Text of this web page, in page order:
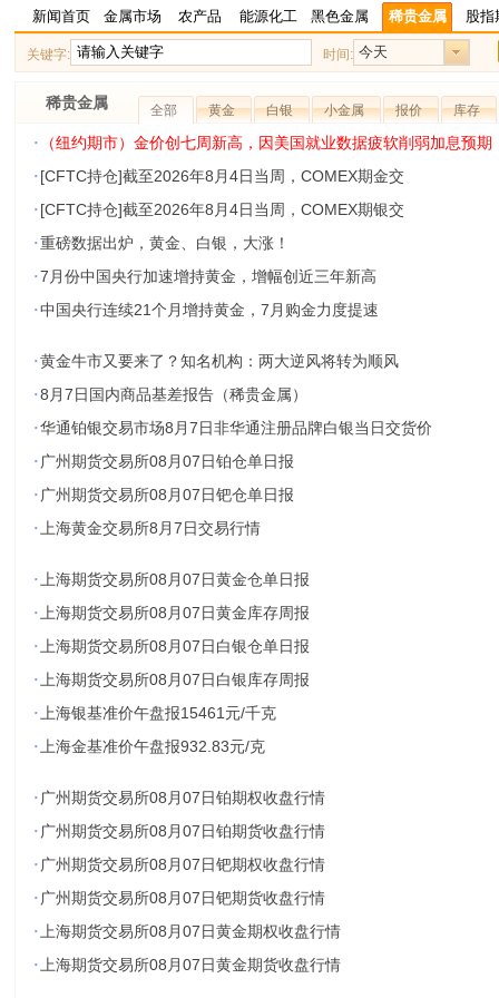
新闻首页 金属市场 农产品 能源化工 黑色金属 稀贵金属 股指
关键字: 时间: 今天
稀贵金属 全部 黄金 白银 小金属 报价 库存
· （纽约期市）金价创七周新高，因美国就业数据疲软削弱加息预期
·[CFTC持仓]截至2026年8月4日当周，COMEX期金交
·[CFTC持仓]截至2026年8月4日当周，COMEX期银交
·重磅数据出炉，黄金、白银，大涨！
·7月份中国央行加速增持黄金，增幅创近三年新高
·中国央行连续21个月增持黄金，7月购金力度提速
·黄金牛市又要来了？知名机构：两大逆风将转为顺风
·8月7日国内商品基差报告（稀贵金属）
·华通铂银交易市场8月7日非华通注册品牌白银当日交货价
· 广州期货交易所08月07日铂仓单日报
· 广州期货交易所08月07日钯仓单日报
· 上海黄金交易所8月7日交易行情
· 上海期货交易所08月07日黄金仓单日报
· 上海期货交易所08月07日黄金库存周报
· 上海期货交易所08月07日白银仓单日报
· 上海期货交易所08月07日白银库存周报
· 上海银基准价午盘报15461元/千克
· 上海金基准价午盘报932.83元/克
· 广州期货交易所08月07日铂期权收盘行情
· 广州期货交易所08月07日铂期货收盘行情
· 广州期货交易所08月07日钯期权收盘行情
· 广州期货交易所08月07日钯期货收盘行情
· 上海期货交易所08月07日黄金期权收盘行情
· 上海期货交易所08月07日黄金期货收盘行情